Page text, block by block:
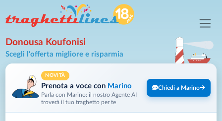
Donousa Koufonisi
Scegli l'offerta migliore e risparmia
NOVITÀ
Prenota a voce con Marino
Parla con Marino: il nostro Agente AI
troverà il tuo traghetto per te
Chiedi a Marino